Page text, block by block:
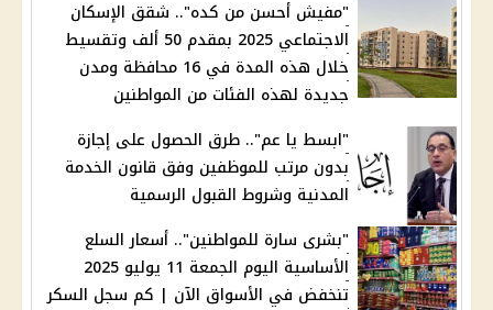
"مفيش أحسن من كده".. شقق الإسكان
الاجتماعي 2025 بمقدم 50 ألف وتقسيط
خلال هذه المدة في 16 محافظة ومدن
جديدة لهذه الفئات من المواطنين
"ابسط يا عم".. طرق الحصول على إجازة
بدون مرتب للموظفين وفق قانون الخدمة
المدنية وشروط القبول الرسمية
"بشرى سارة للمواطنين".. أسعار السلع
الأساسية اليوم الجمعة 11 يوليو 2025
تنخفض في الأسواق الآن | كم سجل السكر